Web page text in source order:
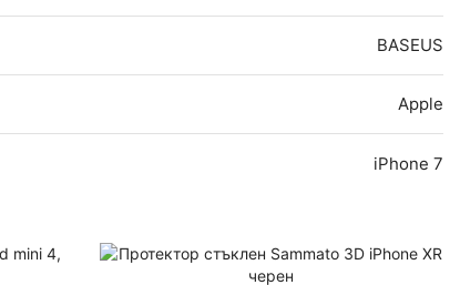
BASEUS
Apple
iPhone 7